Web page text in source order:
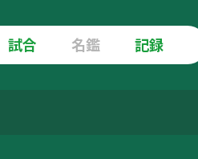
試合 名鑑 記録